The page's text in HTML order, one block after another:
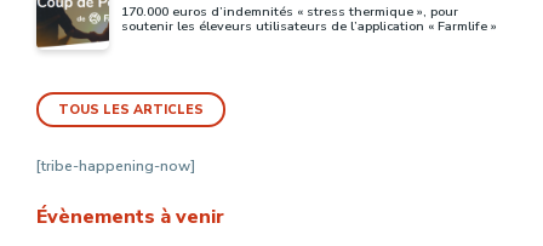
170.000 euros d’indemnités « stress thermique », pour
soutenir les éleveurs utilisateurs de l’application « Farmlife »
TOUS LES ARTICLES
[tribe-happening-now]
Évènements à venir